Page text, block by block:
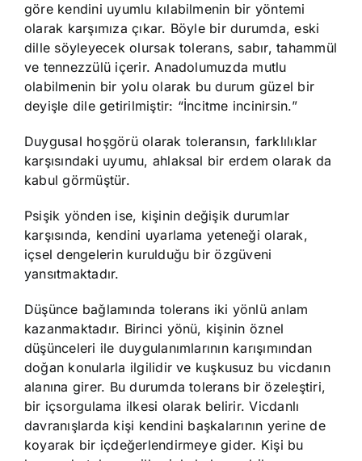
göre kendini uyumlu kılabilmenin bir yöntemi
olarak karşımıza çıkar. Böyle bir durumda, eski
dille söyleyecek olursak tolerans, sabır, tahammül
ve tennezzülü içerir. Anadolumuzda mutlu
olabilmenin bir yolu olarak bu durum güzel bir
deyişle dile getirilmiştir: “İncitme incinirsin.”
Duygusal hoşgörü olarak toleransın, farklılıklar
karşısındaki uyumu, ahlaksal bir erdem olarak da
kabul görmüştür.
Psişik yönden ise, kişinin değişik durumlar
karşısında, kendini uyarlama yeteneği olarak,
içsel dengelerin kurulduğu bir özgüveni
yansıtmaktadır.
Düşünce bağlamında tolerans iki yönlü anlam
kazanmaktadır. Birinci yönü, kişinin öznel
düşünceleri ile duygulanımlarının karışımından
doğan konularla ilgilidir ve kuşkusuz bu vicdanın
alanına girer. Bu durumda tolerans bir özeleştiri,
bir içsorgulama ilkesi olarak belirir. Vicdanlı
davranışlarda kişi kendini başkalarının yerine de
koyarak bir içdeğerlendirmeye gider. Kişi bu